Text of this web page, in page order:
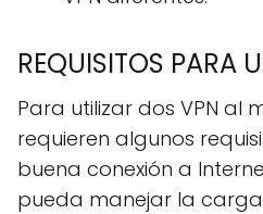
REQUISITOS PARA
Para utilizar dos VPN al
requieren algunos
buena conexión a
pueda manejar la